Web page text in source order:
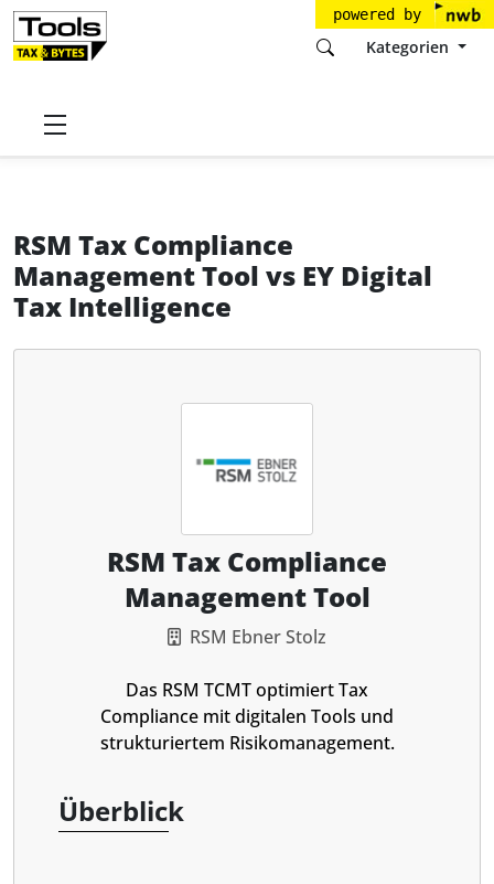
powered by
Kategorien
Startseite
RSM Tax Compliance
Management Tool vs EY Digital
Tax Intelligence
RSM Tax Compliance
Management Tool
RSM Ebner Stolz
Das RSM TCMT optimiert Tax
Compliance mit digitalen Tools und
strukturiertem Risikomanagement.
Überblick